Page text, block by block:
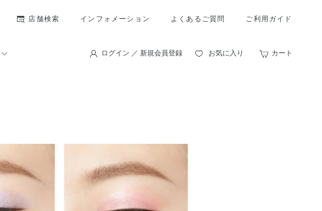
店舗検索 インフォメーション よくあるご質問 ご利用ガイド
ログイン ／ 新規会員登録 お気に入り カート